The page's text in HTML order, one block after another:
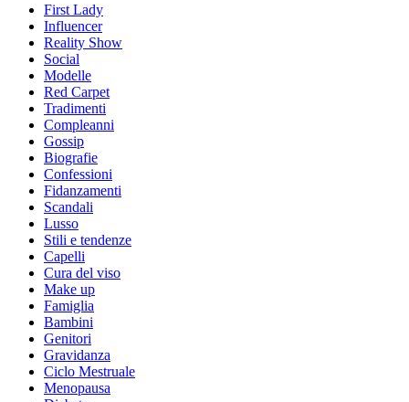
First Lady
Influencer
Reality Show
Social
Modelle
Red Carpet
Tradimenti
Compleanni
Gossip
Biografie
Confessioni
Fidanzamenti
Scandali
Lusso
Stili e tendenze
Capelli
Cura del viso
Make up
Famiglia
Bambini
Genitori
Gravidanza
Ciclo Mestruale
Menopausa